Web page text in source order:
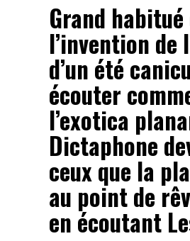
Grand
l’invention de
d’un été
écouter
l’exotica
Dictaphone
ceux que la
au point de
en écoutant